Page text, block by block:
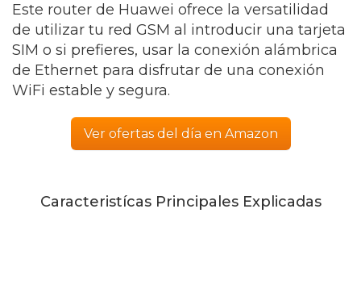
Este router de Huawei ofrece la versatilidad
de utilizar tu red GSM al introducir una tarjeta
SIM o si prefieres, usar la conexión alámbrica
de Ethernet para disfrutar de una conexión
WiFi estable y segura.
Ver ofertas del día en Amazon
Caracteristícas Principales Explicadas